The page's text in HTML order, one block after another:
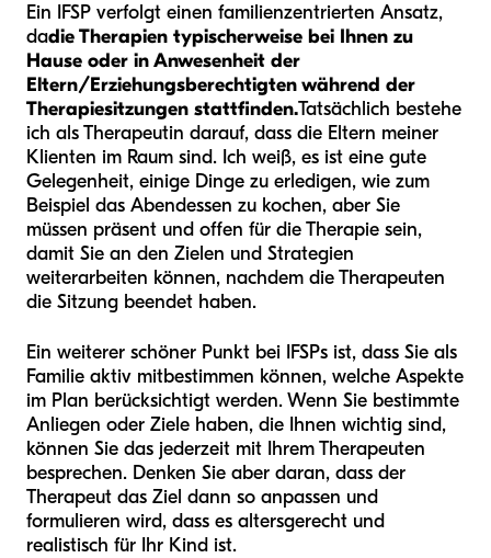
Ein IFSP verfolgt einen familienzentrierten Ansatz,
dadie Therapien typischerweise bei Ihnen zu
Hause oder in Anwesenheit der
Eltern/Erziehungsberechtigten während der
Therapiesitzungen stattfinden.Tatsächlich bestehe
ich als Therapeutin darauf, dass die Eltern meiner
Klienten im Raum sind. Ich weiß, es ist eine gute
Gelegenheit, einige Dinge zu erledigen, wie zum
Beispiel das Abendessen zu kochen, aber Sie
müssen präsent und offen für die Therapie sein,
damit Sie an den Zielen und Strategien
weiterarbeiten können, nachdem die Therapeuten
die Sitzung beendet haben.
Ein weiterer schöner Punkt bei IFSPs ist, dass Sie als
Familie aktiv mitbestimmen können, welche Aspekte
im Plan berücksichtigt werden. Wenn Sie bestimmte
Anliegen oder Ziele haben, die Ihnen wichtig sind,
können Sie das jederzeit mit Ihrem Therapeuten
besprechen. Denken Sie aber daran, dass der
Therapeut das Ziel dann so anpassen und
formulieren wird, dass es altersgerecht und
realistisch für Ihr Kind ist.